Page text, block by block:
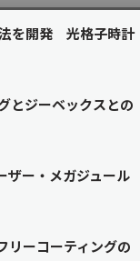
を開発 光格子時計
とジーベックスとの
ー・メガジュール
リーコーティングの